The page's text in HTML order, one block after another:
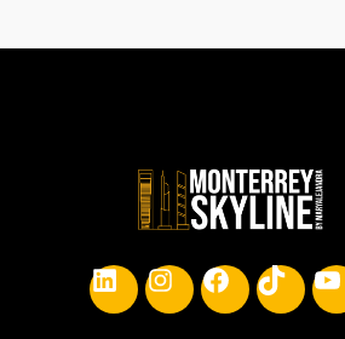
LinkedInInstagram
Facebook
TikTok